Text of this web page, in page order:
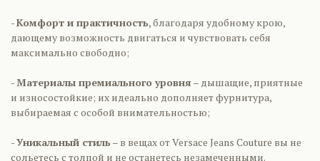
-Комфорт и практичность, благодаря удобному крою,
дающему возможность двигаться и чувствовать себя
максимально свободно;
-Материалы премиального уровня – дышащие, приятные
и износостойкие; их идеально дополняет фурнитура,
выбираемая с особой внимательностью;
-Уникальный стиль – в вещах от Versace Jeans Couture вы не
сольетесь с толпой и не останетесь незамеченными.